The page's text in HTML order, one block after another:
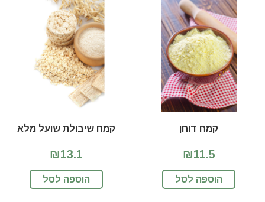
קמח דוחן
₪11.5
הוספה לסל
קמח שיבולת שועל מלא
₪13.1
הוספה לסל